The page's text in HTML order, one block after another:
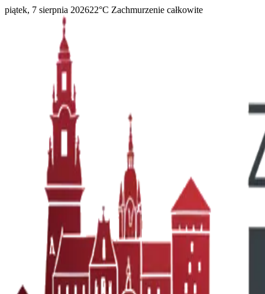
piątek, 7 sierpnia 202622°C Zachmurzenie całkowite